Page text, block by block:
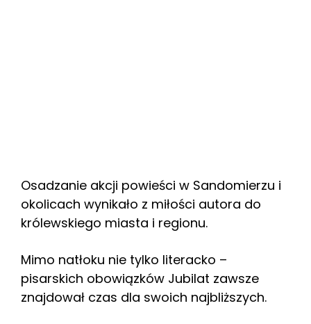
Osadzanie akcji powieści w Sandomierzu i
okolicach wynikało z miłości autora do
królewskiego miasta i regionu.
Mimo natłoku nie tylko literacko –
pisarskich obowiązków Jubilat zawsze
znajdował czas dla swoich najbliższych.